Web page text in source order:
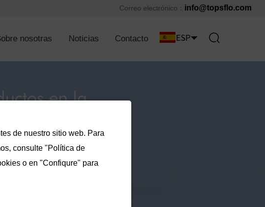
Correo electrónico： info@topsflo.com
nosotras Noticias Contacto
de nuestro sitio web. Para
consulte "Política de
o en "Confiqure" para